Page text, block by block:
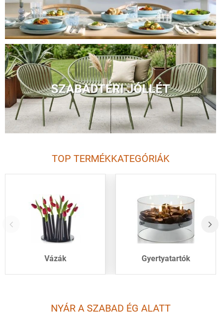
TOP TERMÉKKATEGÓRIÁK
Vázák Gyertyatartók
NYÁR A SZABAD ÉG ALATT